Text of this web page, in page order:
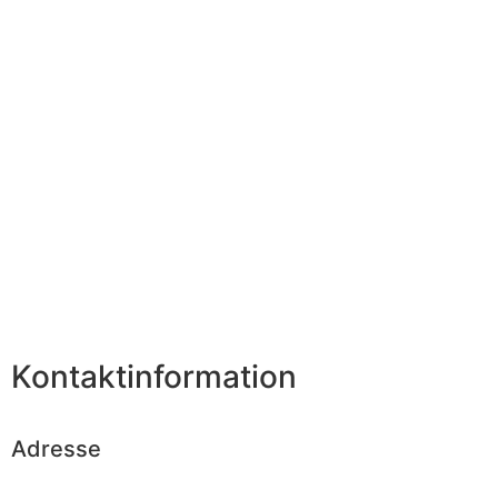
Kontaktinformation
Adresse